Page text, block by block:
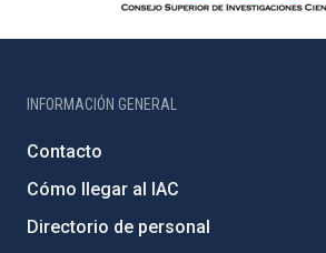
INFORMACIÓN GENERAL
Contacto
Cómo llegar al IAC
Directorio de personal